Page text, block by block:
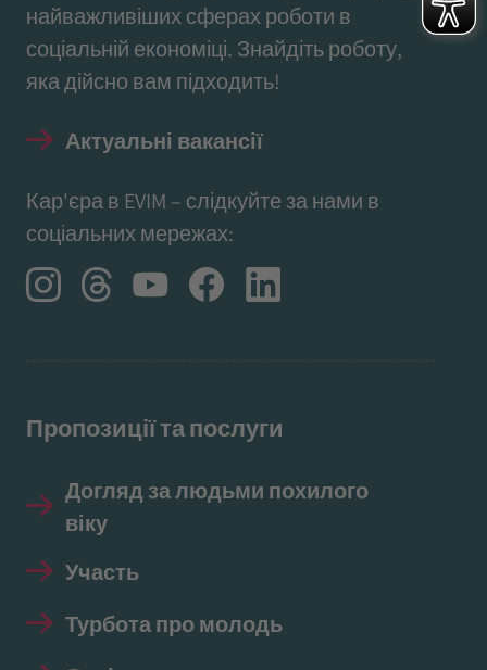
найважливіших сферах роботи в
соціальній економіці. Знайдіть роботу,
яка дійсно вам підходить!
Актуальні вакансії
Кар'єра в EVIM – слідкуйте за нами в
соціальних мережах:
Пропозиції та послуги
Догляд за людьми похилого
віку
Участь
Турбота про молодь